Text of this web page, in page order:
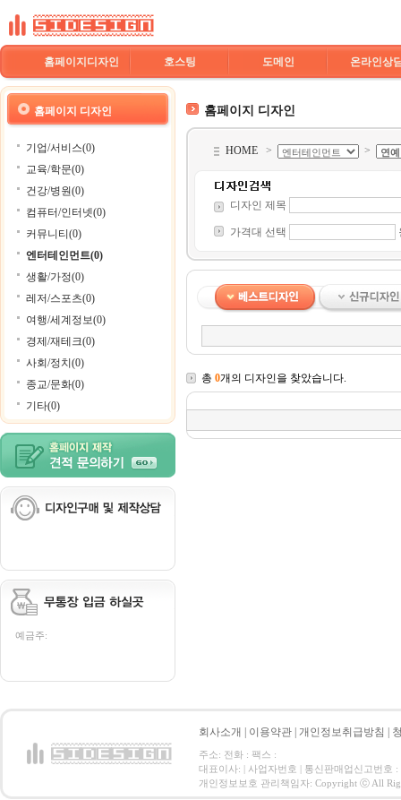
홈페이지디자인 호스팅 도메인 온라인상
홈페이지 디자인
기업/서비스(0)
교육/학문(0)
건강/병원(0)
컴퓨터/인터넷(0)
커뮤니티(0)
엔터테인먼트(0)
생활/가정(0)
레저/스포츠(0)
여행/세계정보(0)
경제/재테크(0)
사회/정치(0)
종교/문화(0)
기타(0)
예금주:
홈페이지 디자인
HOME > >
디자인 제목
가격대 선택
총 0개의 디자인을 찾았습니다.
회사소개 이용약관 개인정보취급방침
주소: 전화 : 팩스 :
대표이사: | 사업자번호 | 통신판매업신고번호 :
개인정보보호 관리책임자: Copyright ⓒ All